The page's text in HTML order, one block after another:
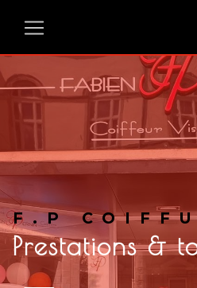
F.P
Prestations &